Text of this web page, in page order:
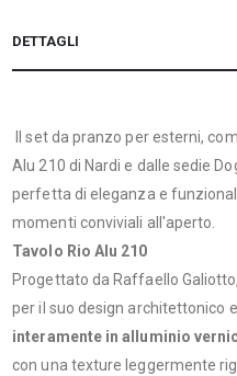
DETTAGLI
​Il set da pranzo per esterni,
Alu 210 di Nardi e dalle sedie
perfetta di eleganza e
momenti conviviali all'aperto.​
Tavolo Rio Alu 210
Progettato da Raffaello
per il suo design architettonico
interamente in alluminio
con una texture leggermente